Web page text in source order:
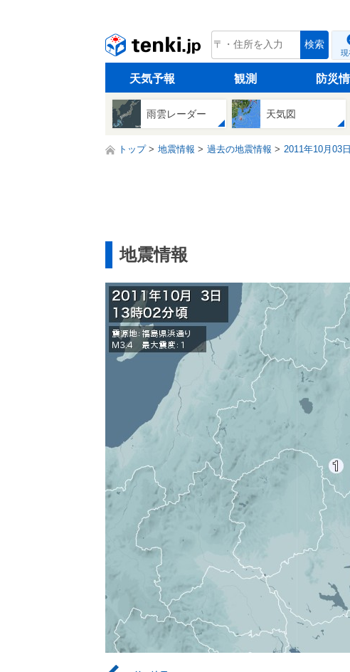
tenki.jp 検索
現
天気予報 観測 防災
雨雲レーダー 天気図
トップ 地震情報 過去の地震情報 2011年10月03日
地震情報